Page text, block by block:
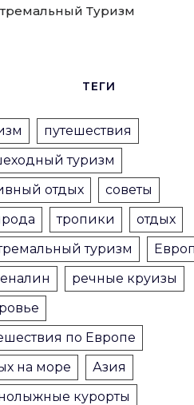
Туризм
ТЕГИ
путешествия
туризм
отдых
советы
тропики
отдых
туризм
речные круизы
по Европе
на море
Азия
курорты